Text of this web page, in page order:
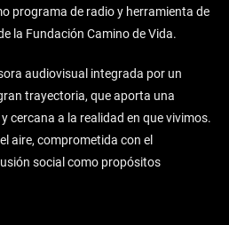
programa de radio y herramienta de
la Fundación Camino de Vida.
audiovisual integrada por un
trayectoria, que aporta una
cercana a la realidad en que vivimos.
aire, comprometida con el
social como propósitos